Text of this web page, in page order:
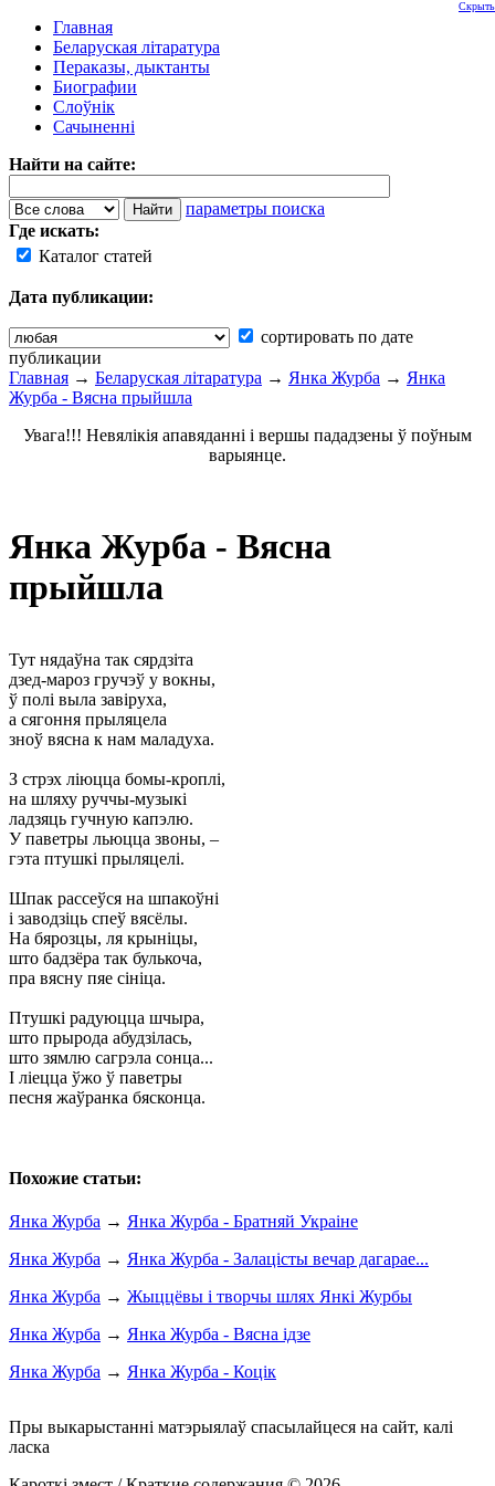
Главная
Беларуская літаратура
Пераказы, дыктанты
Биографии
Слоўнік
Сачыненні
Найти на сайте:
параметры поиска
Где искать:
Каталог статей
Дата публикации:
сортировать по дате
публикации
Скрыть
Главная → Беларуская літаратура → Янка Журба → Янка
Журба - Вясна прыйшла
Увага!!! Невялікія апавяданні і вершы пададзены ў поўным
варыянце.
Янка Журба - Вясна
прыйшла
Тут нядаўна так сярдзіта
дзед-мароз гручэў у вокны,
ў полі выла завіруха,
а сягоння прыляцела
зноў вясна к нам маладуха.
З стрэх ліюцца бомы-кроплі,
на шляху руччы-музыкі
ладзяць гучную капэлю.
У паветры льюцца звоны, –
гэта птушкі прыляцелі.
Шпак рассеўся на шпакоўні
і заводзіць спеў вясёлы.
На бярозцы, ля крыніцы,
што бадзёра так булькоча,
пра вясну пяе сініца.
Птушкі радуюцца шчыра,
што прырода абудзілась,
што зямлю сагрэла сонца...
I ліецца ўжо ў паветры
песня жаўранка бясконца.
Похожие статьи:
Янка Журба → Янка Журба - Братняй Украіне
Янка Журба → Янка Журба - Залацісты вечар дагарае...
Янка Журба → Жыццёвы і творчы шлях Янкі Журбы
Янка Журба → Янка Журба - Вясна ідзе
Янка Журба → Янка Журба - Коцік
Пры выкарыстанні матэрыялаў спасылайцеся на сайт, калі
ласка